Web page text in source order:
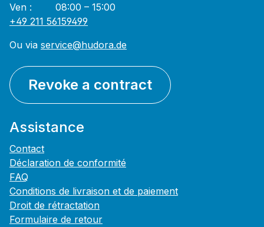
Ven : 08:00 – 15:00
+49 211 56159499
Ou via service@hudora.de
Revoke a contract
Assistance
Contact
Déclaration de conformité
FAQ
Conditions de livraison et de paiement
Droit de rétractation
Formulaire de retour